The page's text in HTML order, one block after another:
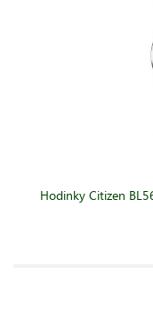
Hodinky Citizen